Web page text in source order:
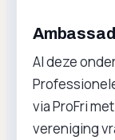
Al deze
via ProFri
vereniging